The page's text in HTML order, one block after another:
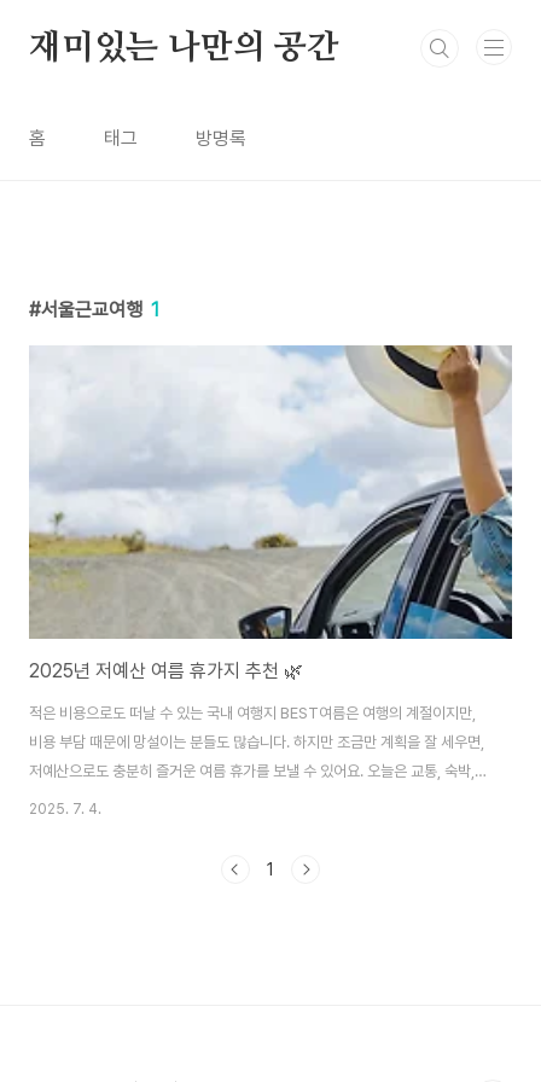
재미있는 나만의 공간
홈 태그 방명록
서울근교여행 1
2025년 저예산 여름 휴가지 추천 🌿
적은 비용으로도 떠날 수 있는 국내 여행지 BEST여름은 여행의 계절이지만,
비용 부담 때문에 망설이는 분들도 많습니다. 하지만 조금만 계획을 잘 세우면,
저예산으로도 충분히 즐거운 여름 휴가를 보낼 수 있어요. 오늘은 교통, 숙박,
먹거리까지 가성비 좋은 여름 여행지를 추천해드릴게요!1. 당일치기도 가능한
내버스 + 연안부두 선박 이용볼거리: 소무의도 둘레길, 실미해수욕장, 해안 절
2025. 7. 4.
1